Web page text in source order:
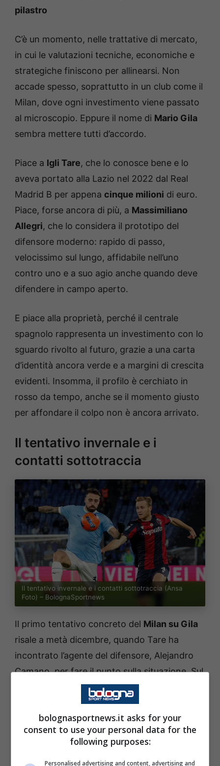
pilastro
C’è un momento, nelle trattative di mercato,
in cui le valutazioni tecniche, economiche e
strategiche finiscono per allinearsi. Non
accade spesso, soprattutto in un club come il
Milan, dove ogni investimento viene passato
al microscopio. Eppure il nome di Mario Gila
sembra mettere tutti d’accordo.
Piace a Igli Tare, che lo conosce bene e lo
aveva portato alla Lazio nel 2022 dal Real
Madrid B per appena cinque milioni di euro.
Piace, forse ancora di più, a Massimiliano
Allegri, che lo considera il prototipo del
difensore moderno: rapido di passo,
velocissimo sul lungo, affidabile nell’uno
contro uno e a suo agio anche quando deve
difendere in campo aperto.
E piace alla proprietà, perché il centrale
spagnolo rappresenta un investimento con lo
sguardo rivolto al futuro, grazie a una carta
d’identità ancora verde e a margini di crescita
evidenti. Insomma, il profilo è cerchiato in
rosso da tempo, anche se il momento giusto
per affondare il colpo non è ancora arrivato.
Il tentativo invernale e i
contatti sottotraccia
Il tentativo invernale e i contatti sottotraccia (Ansa
Foto) – BolognaSportnews
Il primo tentativo concreto del Milan su Gila
risale a metà dicembre, quando Tare ha
incontrato l’agente del difensore, Alejandro
Camano, per fare il punto sulla situazione. Sul
tavolo c’erano diversi elementi: l’interesse
dell’Inter e di alcuni club inglesi, un contratto
in scadenza nel 2027 che difficilmente verrà
rinnovato e la volontà del giocatore di
compiere il grande salto.
bolognasportnews.it asks for your
consent to use your personal data for the
following purposes:
Personalised advertising and content, advertising and